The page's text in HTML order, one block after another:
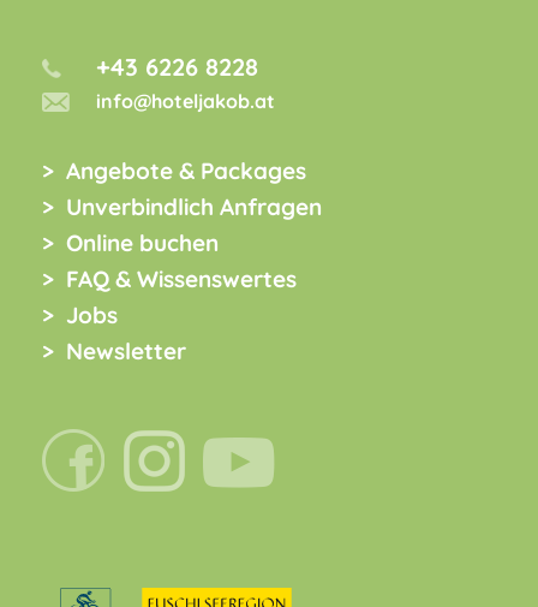
+43 6226 8228
info@hoteljakob.at
Angebote & Packages
Unverbindlich Anfragen
Online buchen
FAQ & Wissenswertes
Jobs
Newsletter